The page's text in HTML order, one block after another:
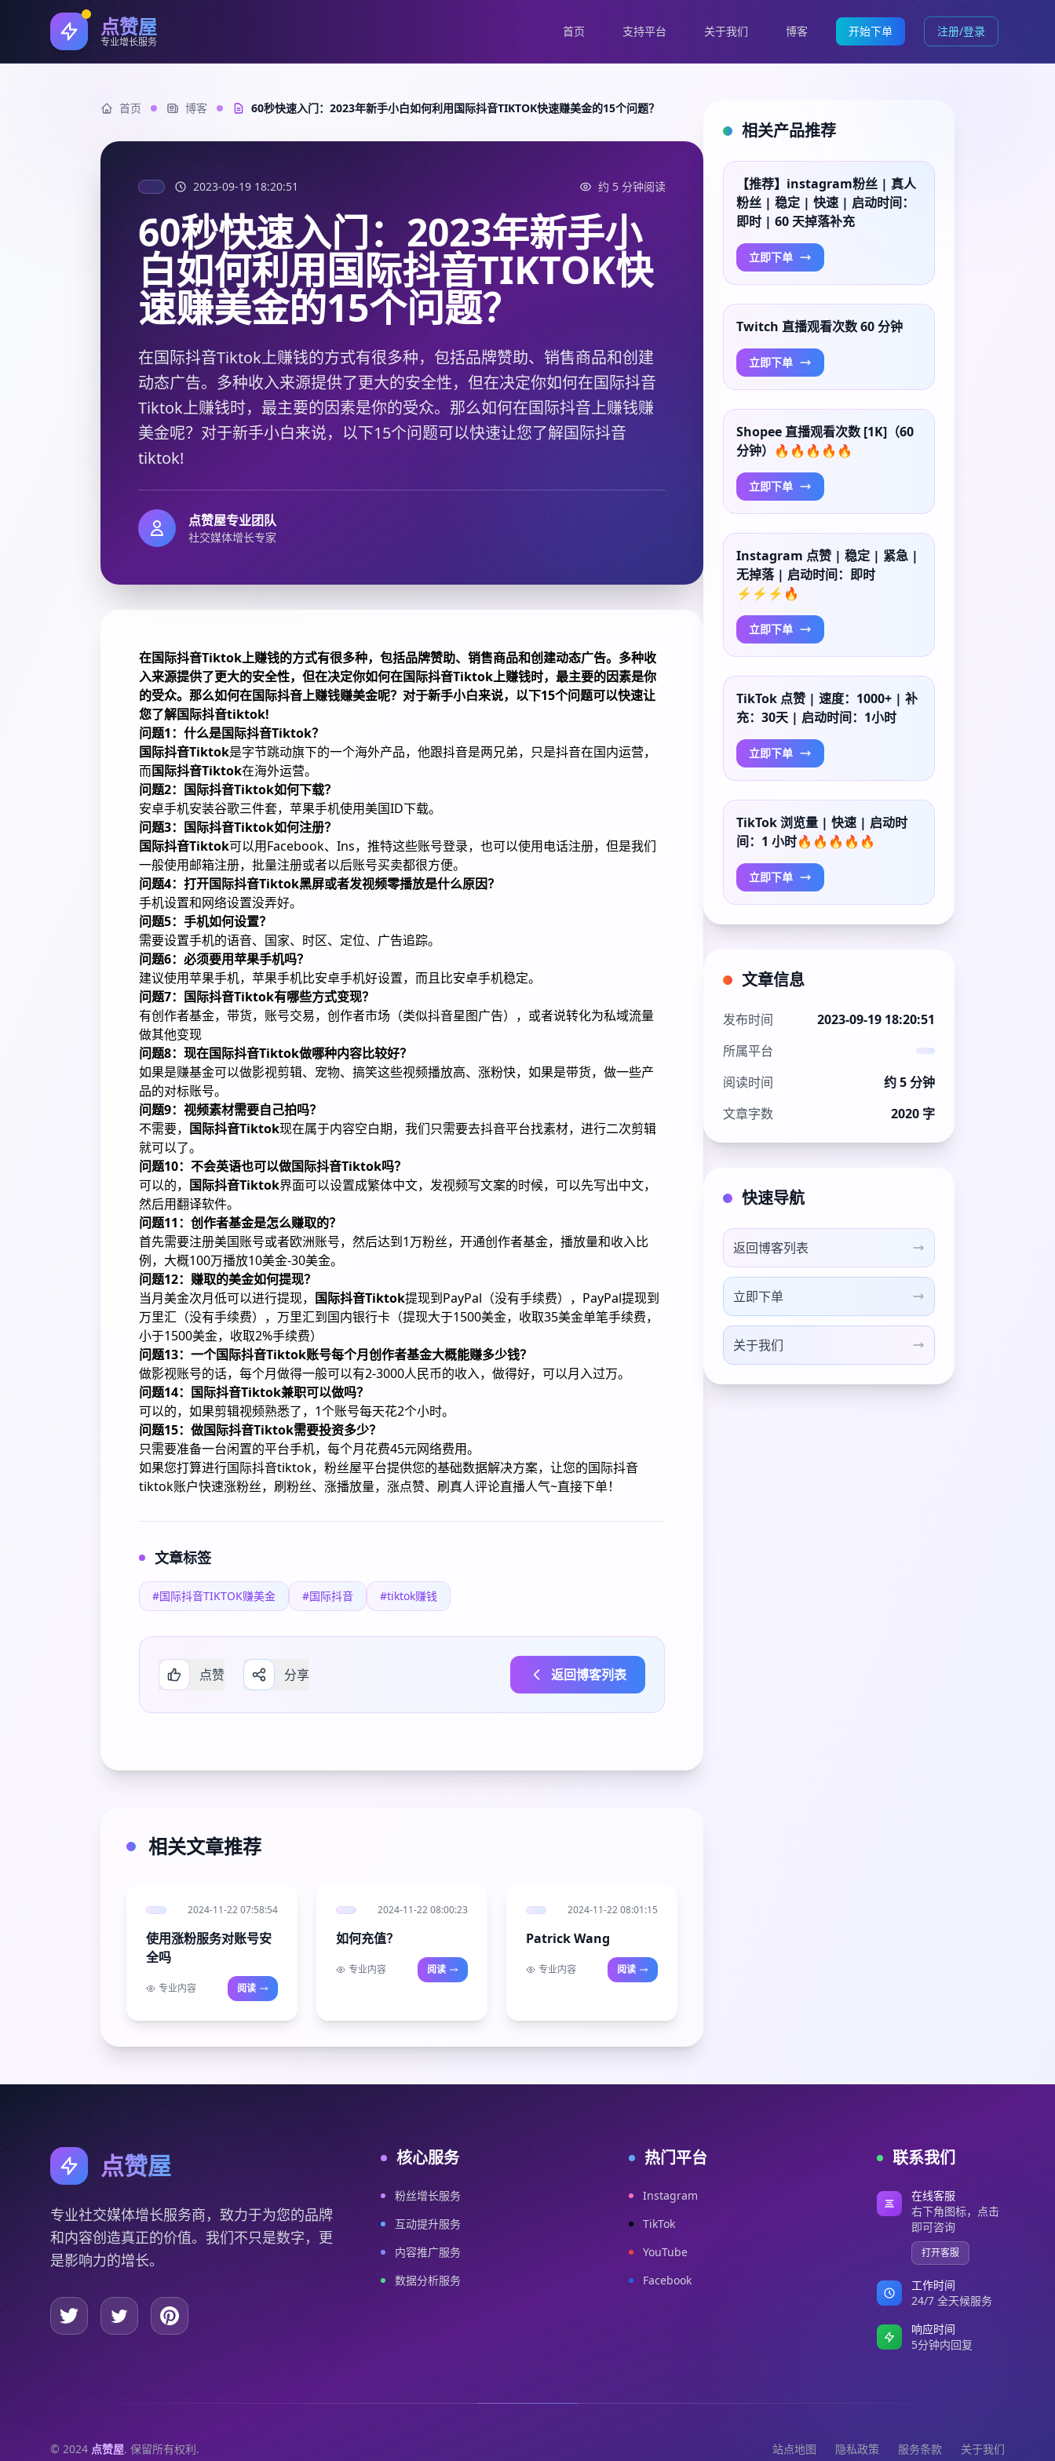
点赞屋
专业增长服务
首页 支持平台 关于我们 博客 开始下单 注册/登录
首页 博客 60秒快速入门：2023年新手小白如何利用国际抖音TIKTOK快速赚美金的15个问题？
2023-09-19 18:20:51 约 5 分钟阅读
60秒快速入门：2023年新手小
白如何利用国际抖音TIKTOK快
速赚美金的15个问题？
在国际抖音Tiktok上赚钱的方式有很多种，包括品牌赞助、销售商品和创建
动态广告。多种收入来源提供了更大的安全性，但在决定你如何在国际抖音
Tiktok上赚钱时，最主要的因素是你的受众。那么如何在国际抖音上赚钱赚
美金呢？对于新手小白来说，以下15个问题可以快速让您了解国际抖音
tiktok!
点赞屋专业团队
社交媒体增长专家
在国际抖音Tiktok上赚钱的方式有很多种，包括品牌赞助、销售商品和创建动态广告。多种收
入来源提供了更大的安全性，但在决定你如何在国际抖音Tiktok上赚钱时，最主要的因素是你
的受众。那么如何在国际抖音上赚钱赚美金呢？对于新手小白来说，以下15个问题可以快速让
您了解国际抖音tiktok!
问题1：什么是国际抖音Tiktok？
国际抖音Tiktok是字节跳动旗下的一个海外产品，他跟抖音是两兄弟，只是抖音在国内运营，
而国际抖音Tiktok在海外运营。
问题2：国际抖音Tiktok如何下载？
安卓手机安装谷歌三件套，苹果手机使用美国ID下载。
问题3：国际抖音Tiktok如何注册？
国际抖音Tiktok可以用Facebook、Ins，推特这些账号登录，也可以使用电话注册，但是我们
一般使用邮箱注册，批量注册或者以后账号买卖都很方便。
问题4：打开国际抖音Tiktok黑屏或者发视频零播放是什么原因？
手机设置和网络设置没弄好。
问题5：手机如何设置？
需要设置手机的语音、国家、时区、定位、广告追踪。
问题6：必须要用苹果手机吗？
建议使用苹果手机，苹果手机比安卓手机好设置，而且比安卓手机稳定。
问题7：国际抖音Tiktok有哪些方式变现？
有创作者基金，带货，账号交易，创作者市场（类似抖音星图广告），或者说转化为私域流量
做其他变现
问题8：现在国际抖音Tiktok做哪种内容比较好？
如果是赚基金可以做影视剪辑、宠物、搞笑这些视频播放高、涨粉快，如果是带货，做一些产
品的对标账号。
问题9：视频素材需要自己拍吗？
不需要， 国际抖音Tiktok现在属于内容空白期，我们只需要去抖音平台找素材，进行二次剪辑
就可以了。
问题10：不会英语也可以做国际抖音Tiktok吗？
可以的， 国际抖音Tiktok界面可以设置成繁体中文，发视频写文案的时候，可以先写出中文，
然后用翻译软件。
问题11：创作者基金是怎么赚取的？
首先需要注册美国账号或者欧洲账号，然后达到1万粉丝，开通创作者基金，播放量和收入比
例，大概100万播放10美金-30美金。
问题12：赚取的美金如何提现？
当月美金次月低可以进行提现， 国际抖音Tiktok提现到PayPal（没有手续费），PayPal提现到
万里汇（没有手续费），万里汇到国内银行卡（提现大于1500美金，收取35美金单笔手续费，
小于1500美金，收取2%手续费）
问题13：一个国际抖音Tiktok账号每个月创作者基金大概能赚多少钱？
做影视账号的话，每个月做得一般可以有2-3000人民币的收入，做得好，可以月入过万。
问题14：国际抖音Tiktok兼职可以做吗？
可以的，如果剪辑视频熟悉了，1个账号每天花2个小时。
问题15：做国际抖音Tiktok需要投资多少？
只需要准备一台闲置的平台手机，每个月花费45元网络费用。
如果您打算进行国际抖音tiktok，粉丝屋平台提供您的基础数据解决方案，让您的国际抖音
tiktok账户快速涨粉丝，刷粉丝、涨播放量，涨点赞、刷真人评论直播人气~直接下单！
文章标签
#国际抖音TIKTOK赚美金 #国际抖音 #tiktok赚钱
点赞 分享 返回博客列表
相关文章推荐
2024-11-22 07:58:54
使用涨粉服务对账号安
全吗
专业内容 阅读
2024-11-22 08:00:23
如何充值？
专业内容 阅读
2024-11-22 08:01:15
Patrick Wang
专业内容 阅读
相关产品推荐
【推荐】instagram粉丝 | 真人
粉丝 | 稳定 | 快速 | 启动时间：
即时 | 60 天掉落补充
立即下单
Twitch 直播观看次数 60 分钟
立即下单
Shopee 直播观看次数 [1K]（60
分钟）🔥🔥🔥🔥🔥
立即下单
Instagram 点赞 | 稳定 | 紧急 |
无掉落 | 启动时间：即时
⚡⚡⚡🔥
立即下单
TikTok 点赞 | 速度：1000+ | 补
充：30天 | 启动时间：1小时
立即下单
TikTok 浏览量 | 快速 | 启动时
间：1 小时🔥🔥🔥🔥🔥
立即下单
文章信息
发布时间
2023-09-19 18:20:51
所属平台
阅读时间
约 5 分钟
文章字数
2020 字
快速导航
返回博客列表
立即下单
关于我们
点赞屋
专业社交媒体增长服务商，致力于为您的品牌
和内容创造真正的价值。我们不只是数字，更
是影响力的增长。
核心服务
粉丝增长服务
互动提升服务
内容推广服务
数据分析服务
热门平台
Instagram
TikTok
YouTube
Facebook
联系我们
在线客服
右下角图标，点击
即可咨询
打开客服
工作时间
24/7 全天候服务
响应时间
5分钟内回复
© 2024 点赞屋. 保留所有权利. 站点地图 隐私政策 服务条款 关于我们